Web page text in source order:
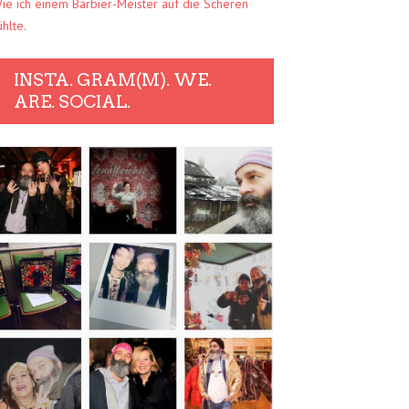
ich einem Barbier-Meister auf die Scheren
INSTA. GRAM(M). WE.
ARE. SOCIAL.